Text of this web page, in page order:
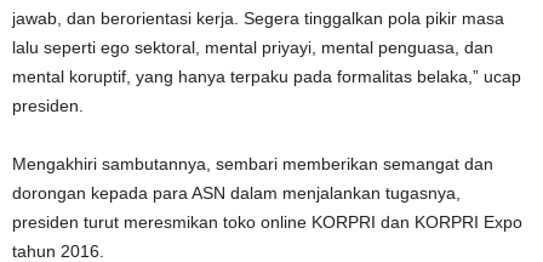
jawab, dan berorientasi kerja. Segera tinggalkan pola pikir masa
lalu seperti ego sektoral, mental priyayi, mental penguasa, dan
mental koruptif, yang hanya terpaku pada formalitas belaka,” ucap
presiden.
Mengakhiri sambutannya, sembari memberikan semangat dan
dorongan kepada para ASN dalam menjalankan tugasnya,
presiden turut meresmikan toko online KORPRI dan KORPRI Expo
tahun 2016.